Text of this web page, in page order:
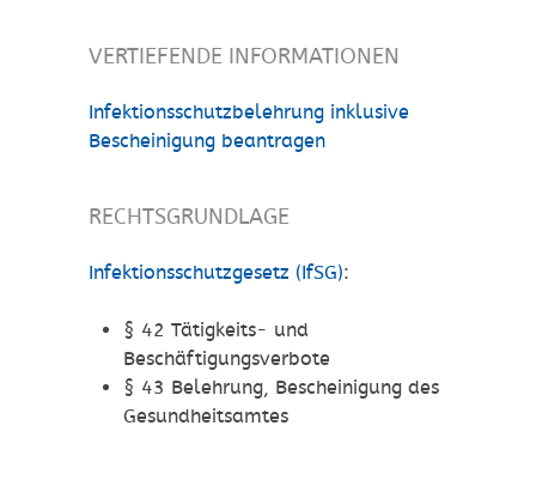
VERTIEFENDE INFORMATIONEN
Infektionsschutzbelehrung inklusive
Bescheinigung beantragen
RECHTSGRUNDLAGE
Infektionsschutzgesetz (IfSG):
§ 42 Tätigkeits- und
Beschäftigungsverbote
§ 43 Belehrung, Bescheinigung des
Gesundheitsamtes